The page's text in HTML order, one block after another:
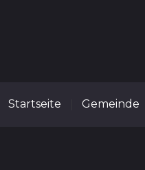
Startseite Gemeinde